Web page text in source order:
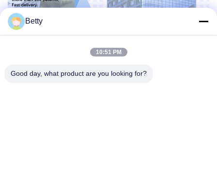
Betty
10:51 PM
Good day, what product are you looking for?